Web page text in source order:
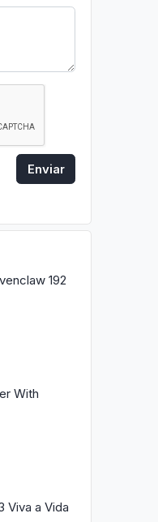
Enviar
192
With
Viva a Vida